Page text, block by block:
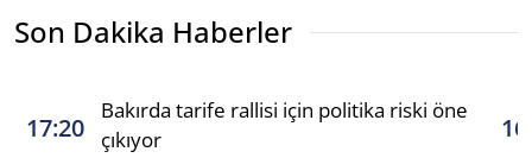
Son Dakika Haberler
17:20
Bakırda tarife rallisi için politika riski öne
çıkıyor